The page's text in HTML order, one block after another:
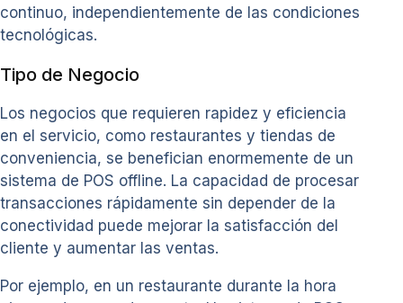
continuo, independientemente de las condiciones
tecnológicas.
Tipo de Negocio
Los negocios que requieren rapidez y eficiencia
en el servicio, como restaurantes y tiendas de
conveniencia, se benefician enormemente de un
sistema de POS offline. La capacidad de procesar
transacciones rápidamente sin depender de la
conectividad puede mejorar la satisfacción del
cliente y aumentar las ventas.
Por ejemplo, en un restaurante durante la hora